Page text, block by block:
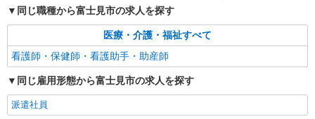
同じ職種から富士見市の求人を探す
医療・介護・福祉すべて
看護師・保健師・看護助手・助産師
同じ雇用形態から富士見市の求人を探す
派遣社員